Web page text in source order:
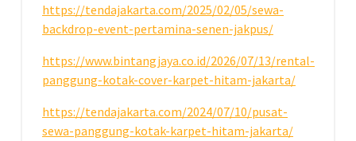
https://tendajakarta.com/2025/02/05/sewa-
backdrop-event-pertamina-senen-jakpus/
https://www.bintangjaya.co.id/2026/07/13/rental-
panggung-kotak-cover-karpet-hitam-jakarta/
https://tendajakarta.com/2024/07/10/pusat-
sewa-panggung-kotak-karpet-hitam-jakarta/